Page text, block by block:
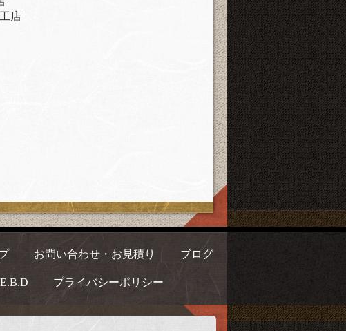
店
お問い合わせ・お見積り ブログ
E.B.D プライバシーポリシー